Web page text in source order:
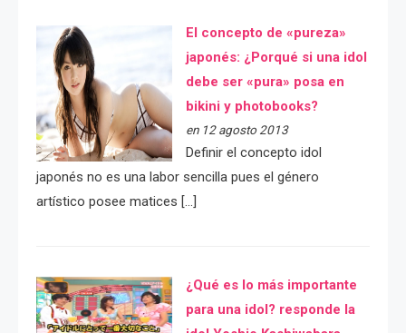
El concepto de «pureza»
japonés: ¿Porqué si una idol
debe ser «pura» posa en
bikini y photobooks?
en 12 agosto 2013
Definir el concepto idol
japonés no es una labor sencilla pues el género
artístico posee matices […]
¿Qué es lo más importante
para una idol? responde la